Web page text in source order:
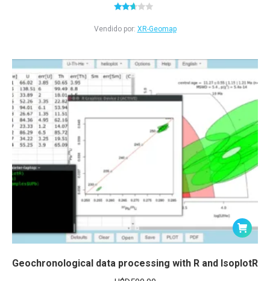
en
2.50
Vendido por: XR-Geomap
Geochronological data processing with R and IsoplotR